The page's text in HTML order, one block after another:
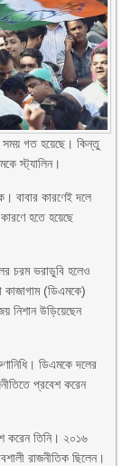
সময় গত হয়েছে। কিন্তু
স্ট্যালিন।
বাবার কারণেই দলে
হতে হয়েছে
চরম ভরাডুবি হলেও
কাজাগাম (ডিএমকে)
নিশান উড়িয়েছেন
ডিএমকে দলের
প্রবেশ করেন
করেন তিনি। ২০১৬
রাজনীতিক ছিলেন।